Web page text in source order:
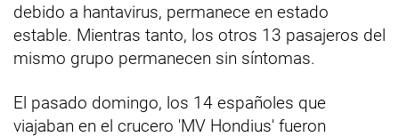
debido a hantavirus, permanece en estado
estable. Mientras tanto, los otros 13 pasajeros del
mismo grupo permanecen sin síntomas.
El pasado domingo, los 14 españoles que
viajaban en el crucero 'MV Hondius' fueron